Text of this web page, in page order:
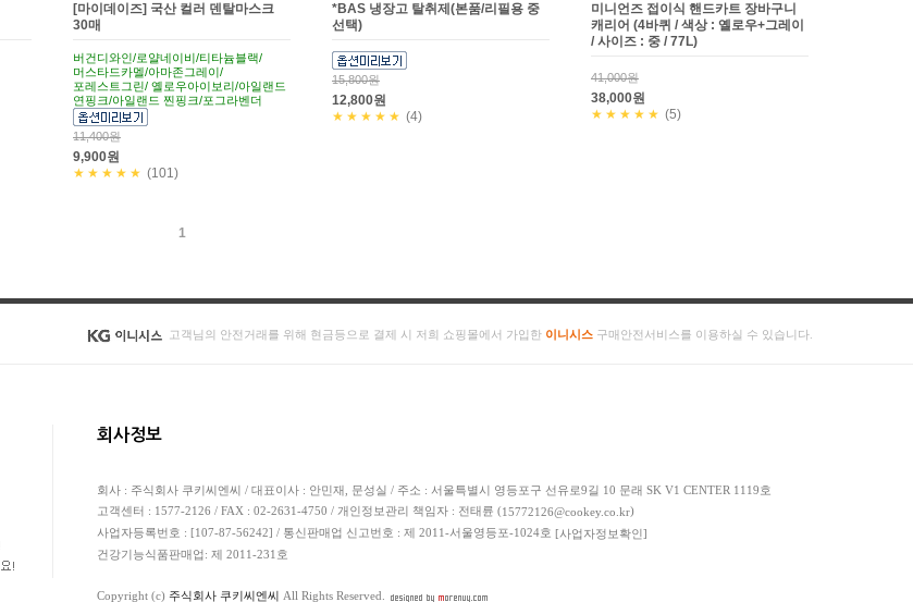
[마이데이즈] 국산 컬러 덴탈마스크
30매
버건디와인/로얄네이비/티타늄블랙/
머스타드카멜/아마존그레이/
포레스트그린/ 옐로우아이보리/아일랜드
연핑크/아일랜드 찐핑크/포그라벤더
11,400원
9,900원
★★★★★ (101)
*BAS 냉장고 탈취제(본품/리필용 중
선택)
15,800원
12,800원
★★★★★ (4)
미니언즈 접이식 핸드카트 장바구니
캐리어 (4바퀴 / 색상 : 옐로우+그레이
/ 사이즈 : 중 / 77L)
41,000원
38,000원
★★★★★ (5)
1
고객님의 안전거래를 위해 현금등으로 결제 시 저희 쇼핑몰에서 가입한 이니시스 구매안전서비스를 이용하실 수 있습니다.
회사정보
회사 : 주식회사 쿠키씨엔씨 / 대표이사 : 안민재, 문성실 / 주소 : 서울특별시 영등포구 선유로9길 10 문래 SK V1 CENTER 1119호
고객센터 : 1577-2126 / FAX : 02-2631-4750 / 개인정보관리 책임자 : 전태륜 (15772126@cookey.co.kr)
사업자등록번호 : [107-87-56242] / 통신판매업 신고번호 : 제 2011-서울영등포-1024호 [사업자정보확인]
건강기능식품판매업: 제 2011-231호
Copyright (c) 주식회사 쿠키씨엔씨 All Rights Reserved.